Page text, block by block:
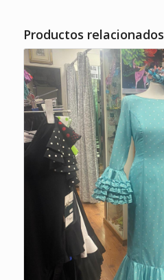
Productos relacionados